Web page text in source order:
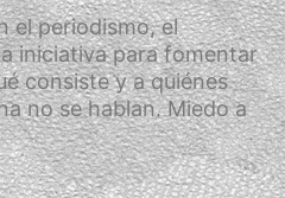
el periodismo, el
iniciativa para fomentar
consiste y a quiénes
no se hablan. Miedo a